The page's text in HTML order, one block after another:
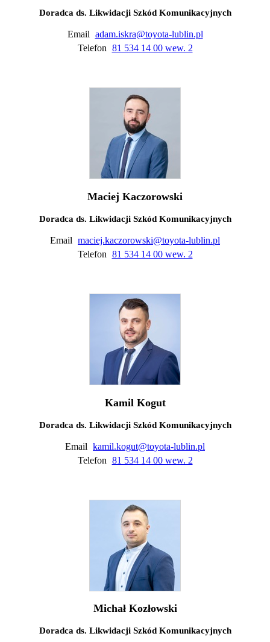
Doradca ds. Likwidacji Szkód Komunikacyjnych
Email adam.iskra@toyota-lublin.pl
Telefon 81 534 14 00 wew. 2
Maciej Kaczorowski
Doradca ds. Likwidacji Szkód Komunikacyjnych
Email maciej.kaczorowski@toyota-lublin.pl
Telefon 81 534 14 00 wew. 2
Kamil Kogut
Doradca ds. Likwidacji Szkód Komunikacyjnych
Email kamil.kogut@toyota-lublin.pl
Telefon 81 534 14 00 wew. 2
Michał Kozłowski
Doradca ds. Likwidacji Szkód Komunikacyjnych